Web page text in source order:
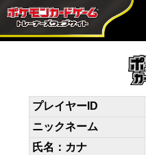
デッキコード
9gHLLQ-HxvorF-
プレイヤーID
ニックネーム
氏名：カナ